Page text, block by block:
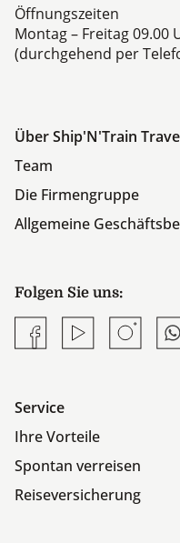
Öffnungszeiten
Montag – Freitag 09.00
(durchgehend per
Über Ship'N'Train
Team
Die Firmengruppe
Allgemeine
Folgen Sie uns:
FacebookYouTubeInstagram
Service
Ihre Vorteile
Spontan verreisen
Reiseversicherung